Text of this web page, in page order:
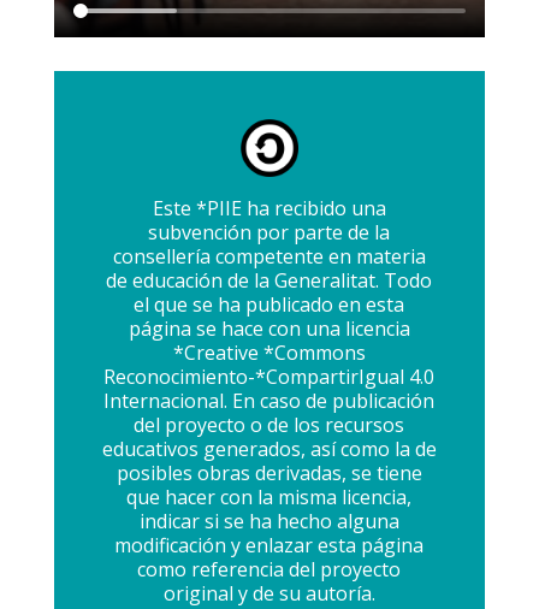
Este *PIIE ha recibido una
subvención por parte de la
consellería competente en materia
de educación de la Generalitat. Todo
el que se ha publicado en esta
página se hace con una licencia
*Creative *Commons
Reconocimiento-*CompartirIgual 4.0
Internacional. En caso de publicación
del proyecto o de los recursos
educativos generados, así como la de
posibles obras derivadas, se tiene
que hacer con la misma licencia,
indicar si se ha hecho alguna
modificación y enlazar esta página
como referencia del proyecto
original y de su autoría.